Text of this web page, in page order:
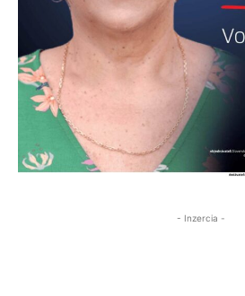
- Inzercia -